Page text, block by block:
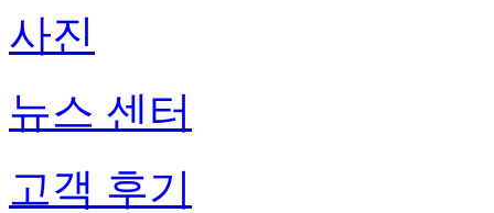
사진
뉴스 센터
고객 후기